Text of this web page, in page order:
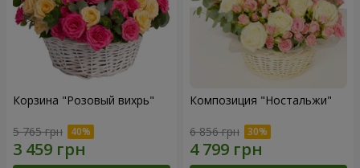
Корзина "Розовый вихрь"
5 765 грн
Композиция "Ностальжи"
6 856 грн